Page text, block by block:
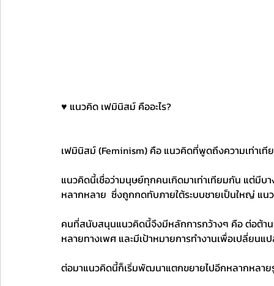
♥️ แนวคิด เฟมินิสม์ คืออะไร?
เฟมินิสม์ (Feminism) คือ แนวคิดที่พูดถึงความเท่าเ
แนวคิดนี้เชื่อว่ามนุษย์ทุกคนเกิดมาเท่าเทียมกัน แต่มีบ
หลากหลาย  ซึ่งถูกกดทับภายใต้ระบบชายเป็นใหญ่ แ
คนที่สนับสนุนแนวคิดนี้จึงมีหลักการกว้างๆ คือ ต่อต้า
หลายทางเพศ และมีเป้าหมายการทำงานเพื่อเปลี่ยน
ต่อมาแนวคิดนี้ก็เริ่มพัฒนาแตกขยายไปอีกหลากหลา